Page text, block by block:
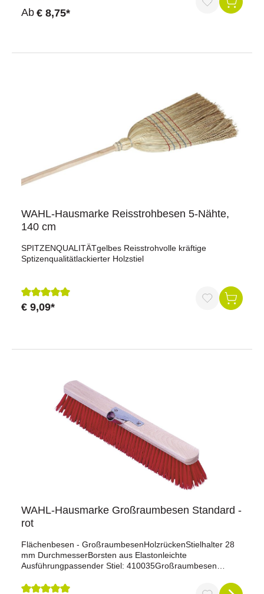
Durchschnittliche Bewertung von 5 von 5 Sternen
Ab € 8,75*
WAHL-Hausmarke Reisstrohbesen 5-Nähte,
140 cm
SPITZENQUALITÄTgelbes Reisstrohvolle kräftige
Sptizenqualitätlackierter Holzstiel
Durchschnittliche Bewertung von 5 von 5 Sternen
€ 9,09*
WAHL-Hausmarke Großraumbesen Standard -
rot
Flächenbesen - GroßraumbesenHolzrückenStielhalter 28
mm DurchmesserBorsten aus Elastonleichte
Ausführungpassender Stiel: 410035Großraumbesen
ReinigungsaufgabenDer Großraumbesen Standard - rot ist